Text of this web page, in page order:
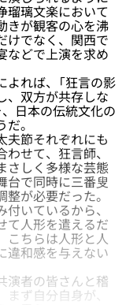
瑠璃文楽において
きが観客の心を沸
けでなく、関西で
などで上演を求め
れば、「狂言の影
、双方が共存しな
日本の伝統文化の
。
夫節それぞれにも
せて、狂言師、
さしく多様な芸態
台で同時に三番叟
が必要だった。
いているから、
て人形を遣えるだ
こちらは人形と人
違和感を与えない
演者の皆さんと稽
ず自分自身が、